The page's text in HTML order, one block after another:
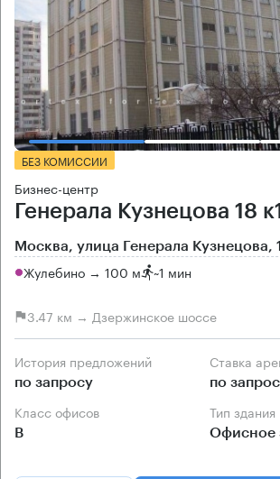
БЕЗ КОМИССИИ
Бизнес-центр
Генерала Кузнецова 18 к1
Москва, улица Генерала Кузнецова,
Жулебино → 100 м ~1 мин
3.47 км → Дзержинское шоссе
История предложений
по запросу
Ставка
по
Класс офисов
B
Тип здания
Офисное